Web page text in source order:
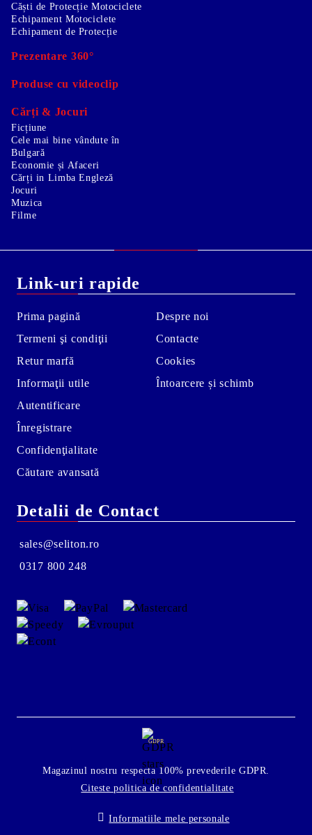
Căști de Protecție Motociclete
Echipament Motociclete
Echipament de Protecție
Prezentare 360°
Produse cu videoclip
Cărți & Jocuri
Ficțiune
Cele mai bine vândute în
Bulgară
Economie și Afaceri
Cărți in Limba Engleză
Jocuri
Muzica
Filme
Link-uri rapide
Prima pagină
Termeni şi condiţii
Retur marfă
Informaţii utile
Autentificare
Înregistrare
Confidenţialitate
Căutare avansată
Despre noi
Contacte
Cookies
Întoarcere și schimb
Detalii de Contact
sales@seliton.ro
0317 800 248
GDPR
Magazinul nostru respecta 100% prevederile GDPR.
Citeste politica de confidentialitate
Informatiile mele personale